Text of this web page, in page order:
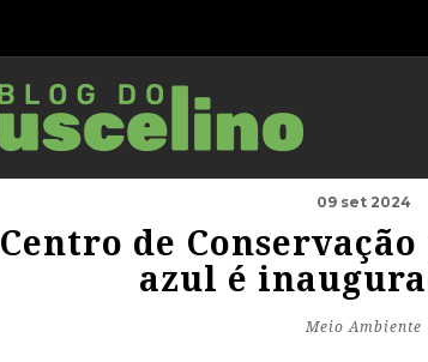
09 set 2024
Centro de
azul é
Meio Ambiente